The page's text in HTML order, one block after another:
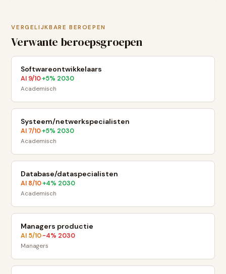
VERGELIJKBARE BEROEPEN
Verwante beroepsgroepen
Softwareontwikkelaars
AI 9/10·+5% 2030
Academisch
Systeem/netwerkspecialisten
AI 7/10·+5% 2030
Academisch
Database/dataspecialisten
AI 8/10·+4% 2030
Academisch
Managers productie
AI 5/10·-4% 2030
Managers